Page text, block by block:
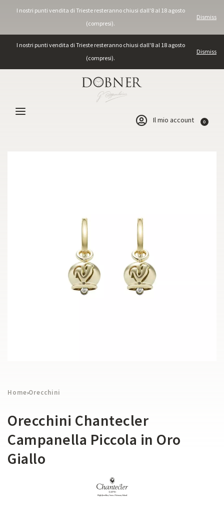
I nostri punti vendita di Trieste resteranno chiusi dall'8 al 18 agosto
(compresi).
Dismiss
I nostri punti vendita di Trieste resteranno chiusi dall'8 al 18 agosto
(compresi).
Dismiss
Il mio account 0
Home›Orecchini
Orecchini Chantecler
Campanella Piccola in Oro
Giallo